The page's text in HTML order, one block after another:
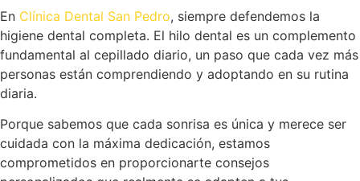
En Clínica Dental San Pedro, siempre defendemos la
higiene dental completa. El hilo dental es un complemento
fundamental al cepillado diario, un paso que cada vez más
personas están comprendiendo y adoptando en su rutina
diaria.
Porque sabemos que cada sonrisa es única y merece ser
cuidada con la máxima dedicación, estamos
comprometidos en proporcionarte consejos